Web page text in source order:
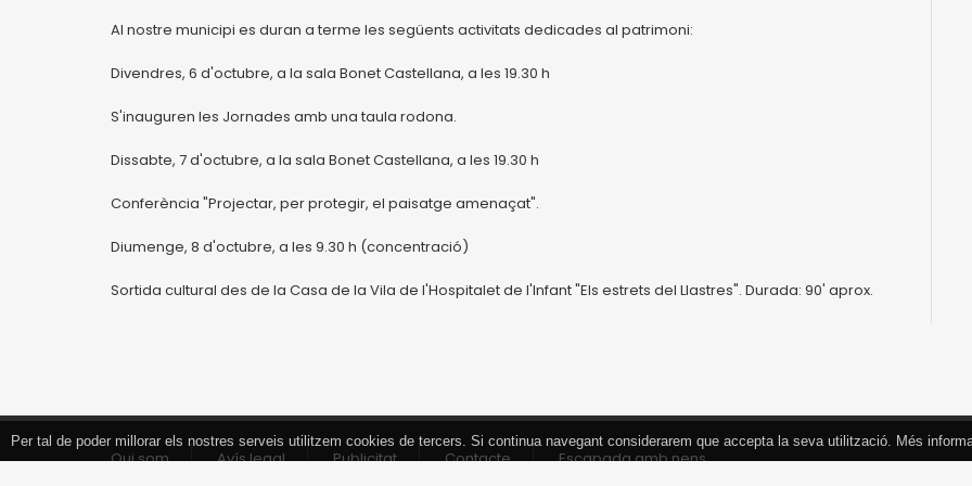
Al nostre municipi es duran a terme les següents activitats dedicades al patrimoni:
Divendres, 6 d'octubre, a la sala Bonet Castellana, a les 19.30 h
S'inauguren les Jornades amb una taula rodona.
Dissabte, 7 d'octubre, a la sala Bonet Castellana, a les 19.30 h
Conferència "Projectar, per protegir, el paisatge amenaçat".
Diumenge, 8 d'octubre, a les 9.30 h (concentració)
Sortida cultural des de la Casa de la Vila de l'Hospitalet de l'Infant "Els estrets del Llastres". Durada: 90' aprox.
Qui som Avís legal Publicitat Contacte Escapada amb nens
Per tal de poder millorar els nostres serveis utilitzem cookies de tercers. Si continua navegant considerarem que accepta la seva utilització. Més
Tancar